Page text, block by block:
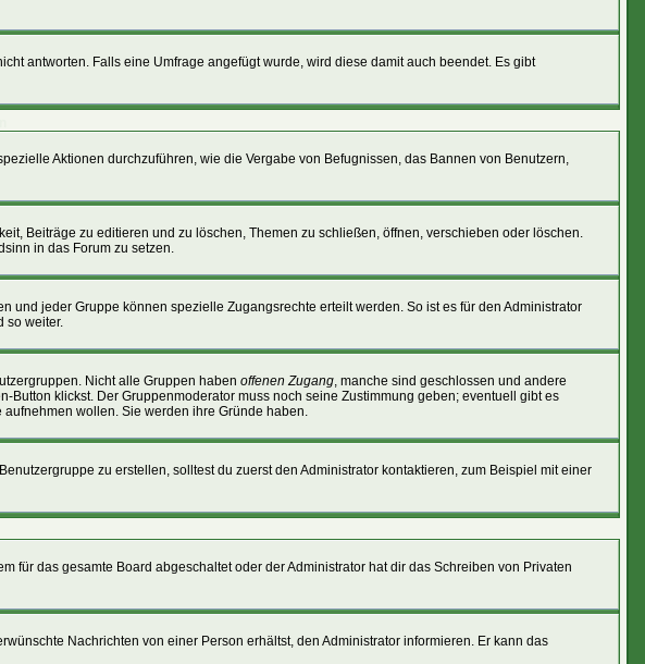
antworten. Falls eine Umfrage angefügt wurde, wird diese damit auch beendet. Es gibt
Aktionen durchzuführen, wie die Vergabe von Befugnissen, das Bannen von Benutzern,
Beiträge zu editieren und zu löschen, Themen zu schließen, öffnen, verschieben oder löschen.
in das Forum zu setzen.
und jeder Gruppe können spezielle Zugangsrechte erteilt werden. So ist es für den Administrator
so weiter.
Nicht alle Gruppen haben offenen Zugang, manche sind geschlossen und andere
klickst. Der Gruppenmoderator muss noch seine Zustimmung geben; eventuell gibt es
wollen. Sie werden ihre Gründe haben.
zu erstellen, solltest du zuerst den Administrator kontaktieren, zum Beispiel mit einer
für das gesamte Board abgeschaltet oder der Administrator hat dir das Schreiben von Privaten
Nachrichten von einer Person erhältst, den Administrator informieren. Er kann das